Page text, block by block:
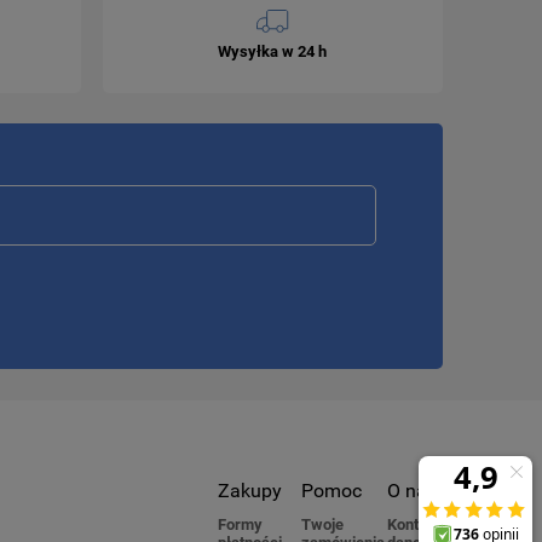
Wysyłka w 24 h
Zakupy
Formy
Pomoc
Twoje
O nas
Kontakt i